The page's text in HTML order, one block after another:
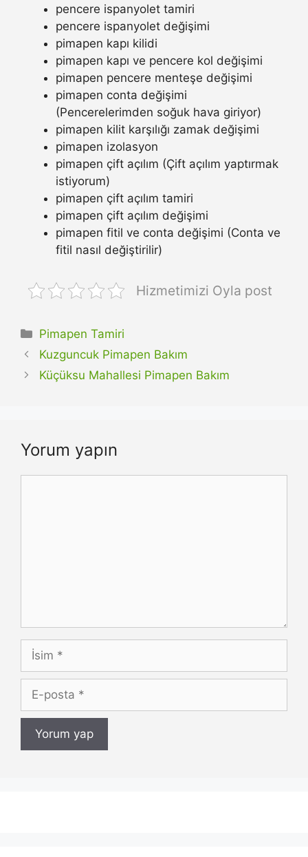
pencere ispanyolet tamiri
pencere ispanyolet değişimi
pimapen kapı kilidi
pimapen kapı ve pencere kol değişimi
pimapen pencere menteşe değişimi
pimapen conta değişimi
(Pencerelerimden soğuk hava giriyor)
pimapen kilit karşılığı zamak değişimi
pimapen izolasyon
pimapen çift açılım (Çift açılım yaptırmak
istiyorum)
pimapen çift açılım tamiri
pimapen çift açılım değişimi
pimapen fitil ve conta değişimi (Conta ve
fitil nasıl değiştirilir)
Hizmetimizi Oyla post
Kategoriler
Pimapen Tamiri
Kuzguncuk Pimapen Bakım
Küçüksu Mahallesi Pimapen Bakım
Yorum yapın
İsim
posta